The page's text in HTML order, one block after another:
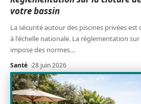
votre bassin
La sécurité autour des piscines privées
à l'échelle nationale. La réglementation
impose des normes…
Santé 28 juin 2026